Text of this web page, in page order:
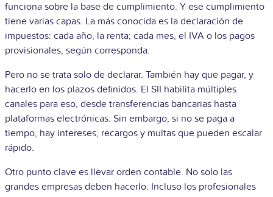
funciona sobre la base de cumplimiento. Y ese cumplimiento
tiene varias capas. La más conocida es la declaración de
impuestos: cada año, la renta; cada mes, el IVA o los pagos
provisionales, según corresponda.
Pero no se trata solo de declarar. También hay que pagar, y
hacerlo en los plazos definidos. El SII habilita múltiples
canales para eso, desde transferencias bancarias hasta
plataformas electrónicas. Sin embargo, si no se paga a
tiempo, hay intereses, recargos y multas que pueden escalar
rápido.
Otro punto clave es llevar orden contable. No solo las
grandes empresas deben hacerlo. Incluso los profesionales